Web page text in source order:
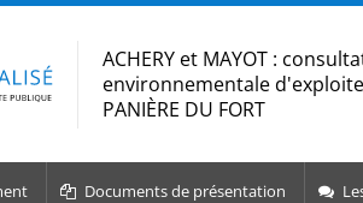
ACHERY et MAYOT :
environnementale
PANIÈRE DU FORT
Documents de présentation